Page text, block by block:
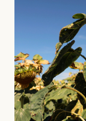
Jonas
Publicerad24
Jesper Lundby
Publicerad15
Uppdaterad15